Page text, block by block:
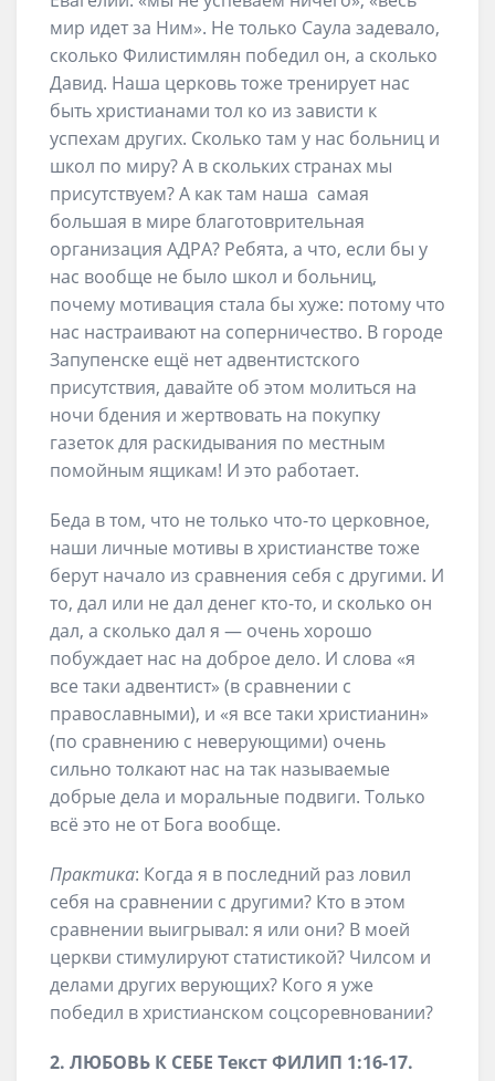
мир идет за Ним». Не только Саула задевало,
сколько Филистимлян победил он, а сколько
Давид. Наша церковь тоже тренирует нас
быть христианами тол ко из зависти к
успехам других. Сколько там у нас больниц и
школ по миру? А в скольких странах мы
присутствуем? А как там наша самая
большая в мире благотоврительная
организация АДРА? Ребята, а что, если бы у
нас вообще не было школ и больниц,
почему мотивация стала бы хуже: потому что
нас настраивают на соперничество. В городе
Запупенске ещё нет адвентистского
присутствия, давайте об этом молиться на
ночи бдения и жертвовать на покупку
газеток для раскидывания по местным
помойным ящикам! И это работает.
Беда в том, что не только что-то церковное,
наши личные мотивы в христианстве тоже
берут начало из сравнения себя с другими. И
то, дал или не дал денег кто-то, и сколько он
дал, а сколько дал я — очень хорошо
побуждает нас на доброе дело. И слова «я
все таки адвентист» (в сравнении с
православными), и «я все таки христианин»
(по сравнению с неверующими) очень
сильно толкают нас на так называемые
добрые дела и моральные подвиги. Только
всё это не от Бога вообще.
Практика: Когда я в последний раз ловил
себя на сравнении с другими? Кто в этом
сравнении выигрывал: я или они? В моей
церкви стимулируют статистикой? Чилсом и
делами других верующих? Кого я уже
победил в христианском соцсоревновании?
2. ЛЮБОВЬ К СЕБЕ ТекстФИЛИП 1:16-17.